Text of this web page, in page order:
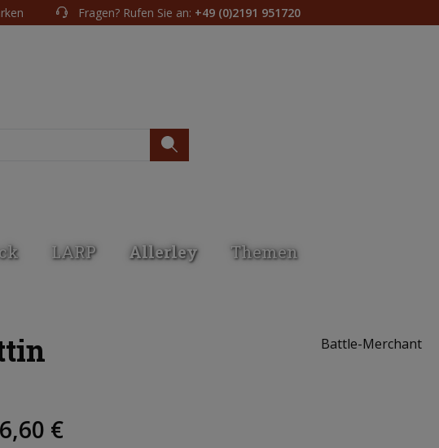
Fragen? Rufen Sie an: +49 (0)2191 951720
LARP Allerley Themen
Battle-Merchant
Regulärer Preis:
6,60 €